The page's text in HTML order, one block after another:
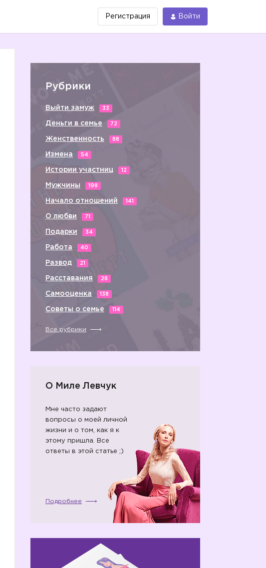
Регистрация Войти
Рубрики
Выйти замуж 33
Деньги в семье 72
Женственность 88
Измена 54
Истории участниц 12
Мужчины 198
Начало отношений 141
О любви 71
Подарки 34
Работа 40
Развод 21
Расставания 28
Самооценка 138
Советы о семье 114
Все рубрики
О Миле Левчук
Мне часто задают
вопросы о моей личной
жизни и о том, как я к
этому пришла. Все
ответы в этой статье ;)
Подробнее